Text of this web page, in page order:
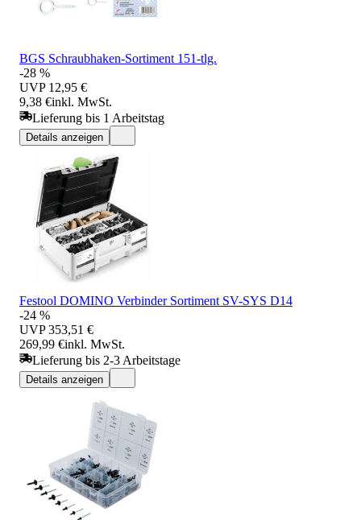
BGS Schraubhaken-Sortiment 151-tlg.
-28 %
UVP 12,95 €
9,38 €inkl. MwSt.
Lieferung bis 1 Arbeitstag
Details anzeigen
Festool DOMINO Verbinder Sortiment SV-SYS D14
-24 %
UVP 353,51 €
269,99 €inkl. MwSt.
Lieferung bis 2-3 Arbeitstage
Details anzeigen